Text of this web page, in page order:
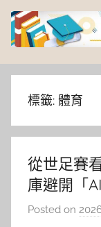
Skip
content
臺
灣
大
學
圖
標籤: 體育
從世足賽
庫避開「
Posted on